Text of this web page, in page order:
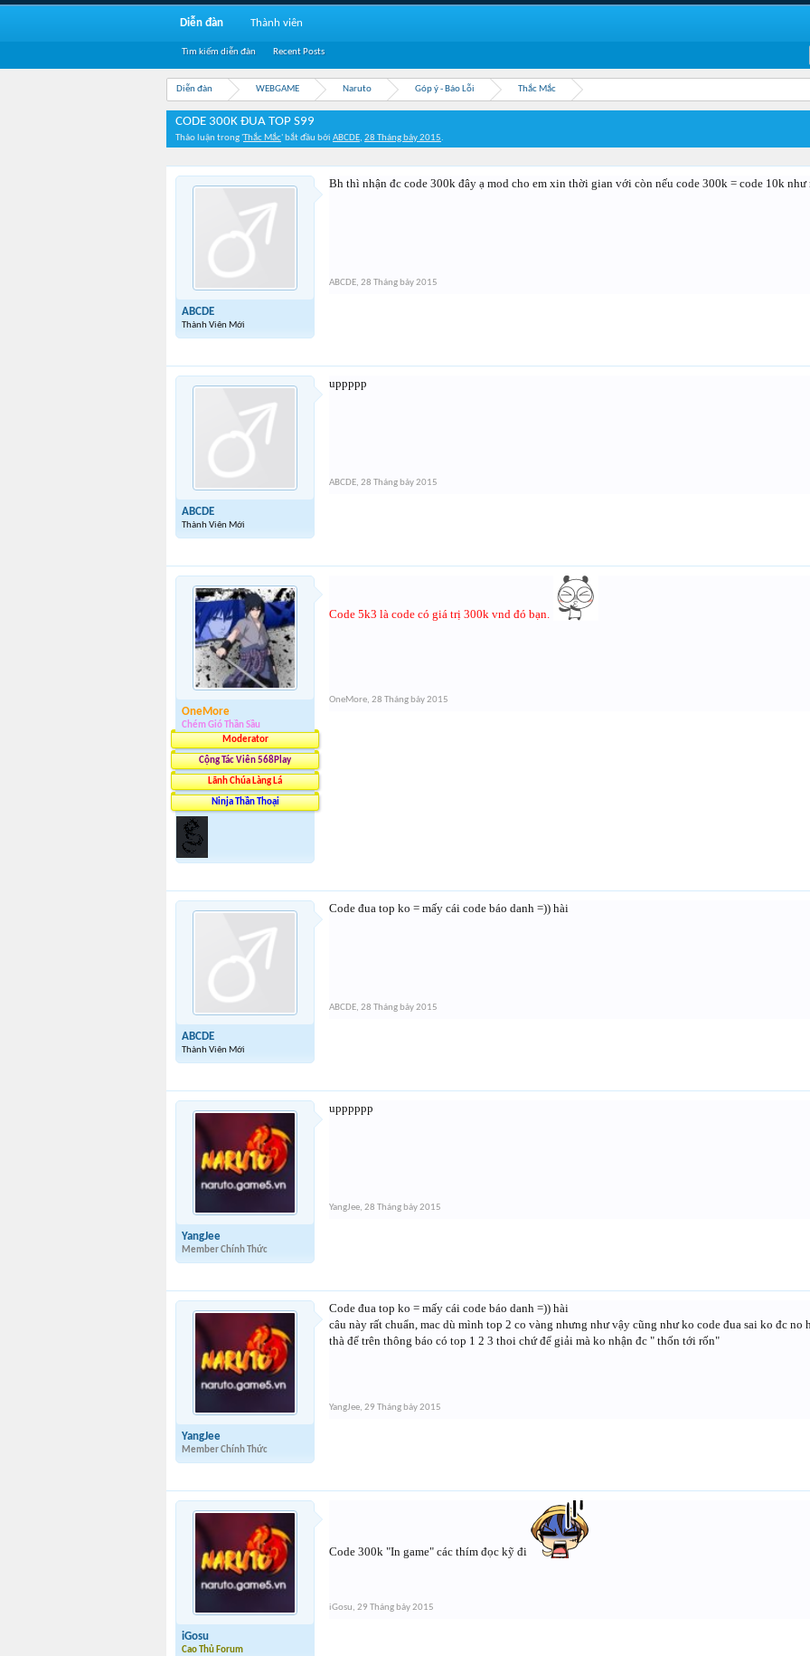
Diễn đàn WEBGAME Naruto Góp ý - Báo Lỗi Thắc Mắc
CODE 300K ĐUA TOP S99
Thảo luận trong 'Thắc Mắc' bắt đầu bởi ABCDE, 28 Tháng bảy 2015.
ABCDE
Thành Viên Mới
Bh thì nhận đc code 300k đây ạ mod cho em xin thời gian với còn nếu code 300k = code 10k
ABCDE, 28 Tháng bảy 2015
ABCDE
Thành Viên Mới
uppppp
ABCDE, 28 Tháng bảy 2015
OneMore
Chém Gió Thần Sầu
Moderator
Cộng Tác Viên 568Play
Lãnh Chúa Làng Lá
Ninja Thần Thoại
Code 5k3 là code có giá trị 300k vnd đó bạn.
OneMore, 28 Tháng bảy 2015
ABCDE
Thành Viên Mới
Code đua top ko = mấy cái code báo danh =)) hài
ABCDE, 28 Tháng bảy 2015
YangJee
Member Chính Thức
upppppp
YangJee, 28 Tháng bảy 2015
YangJee
Member Chính Thức
Code đua top ko = mấy cái code báo danh =)) hài
câu này rất chuẩn, mac dù mình top 2 co vàng nhưng như vậy cũng như ko code đua sai ko đc no
thà để trên thông báo có top 1 2 3 thoi chứ để giải mà ko nhận đc " thốn tới rốn"
YangJee, 29 Tháng bảy 2015
iGosu
Cao Thủ Forum
Code 300k "In game" các thím đọc kỹ đi
iGosu, 29 Tháng bảy 2015
Diễn đàn
Tìm kiếm diễn đàn Recent Posts
Thành viên